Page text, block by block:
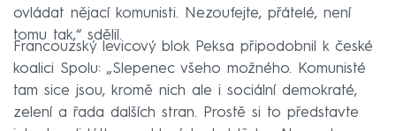
ovládat nějací komunisti. Nezoufejte, přátelé, není
tomu tak,“ sdělil.
Francouzský levicový blok Peksa připodobnil k české
koalici Spolu: „Slepenec všeho možného. Komunisté
tam sice jsou, kromě nich ale i sociální demokraté,
zelení a řada dalších stran. Prostě si to představte